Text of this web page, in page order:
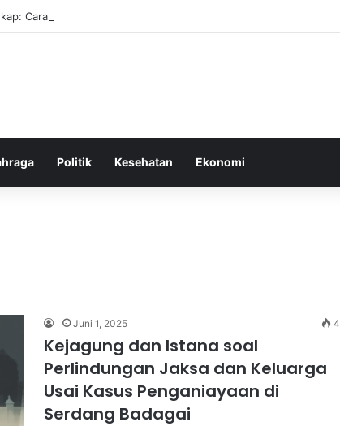
Cara Membuat Website Gratis Tanpa Coding
Politik Kesehatan Ekonomi
Juni 1, 2025 4
Kejagung dan Istana soal
Perlindungan Jaksa dan Keluarga
Usai Kasus Penganiayaan di
Serdang Badagai